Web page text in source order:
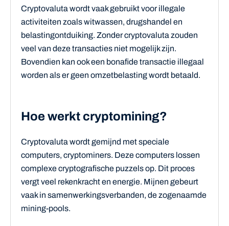
Cryptovaluta wordt vaak gebruikt voor illegale
activiteiten zoals witwassen, drugshandel en
belastingontduiking. Zonder cryptovaluta zouden
veel van deze transacties niet mogelijk zijn.
Bovendien kan ook een bonafide transactie illegaal
worden als er geen omzetbelasting wordt betaald.
Hoe werkt cryptomining?
Cryptovaluta wordt gemijnd met speciale
computers, cryptominers. Deze computers lossen
complexe cryptografische puzzels op. Dit proces
vergt veel rekenkracht en energie. Mijnen gebeurt
vaak in samenwerkingsverbanden, de zogenaamde
mining-pools.